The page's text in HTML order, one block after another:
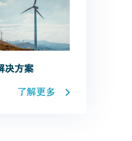
决方案
了解更多